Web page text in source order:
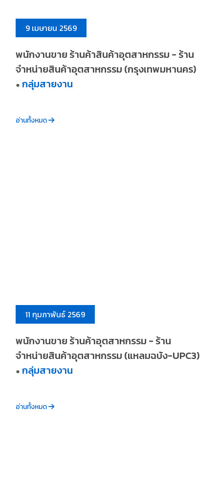
9 เมษายน 2569
พนักงานขาย ร้านค้าสินค้าอุตสาหกรรม - ร้าน
จำหน่ายสินค้าอุตสาหกรรม (กรุงเทพมหานคร)
● กลุ่มสายงาน
อ่านทั้งหมด
11 กุมภาพันธ์ 2569
พนักงานขาย ร้านค้าอุตสาหกรรม - ร้าน
จำหน่ายสินค้าอุตสาหกรรม (แหลมฉบัง-UPC3)
● กลุ่มสายงาน
อ่านทั้งหมด